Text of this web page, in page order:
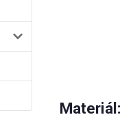
Materiál: